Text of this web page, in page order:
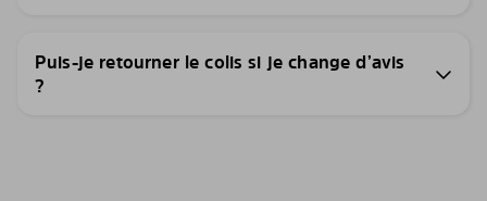
Puis-je retourner le colis si je change d’avis
?